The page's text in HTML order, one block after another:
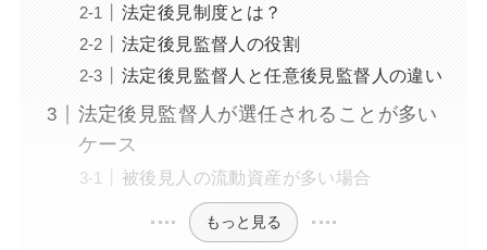
法定後見制度とは？
法定後見監督人の役割
法定後見監督人と任意後見監督人の違い
法定後見監督人が選任されることが多い
ケース
被後見人の流動資産が多い場合
もっと見る